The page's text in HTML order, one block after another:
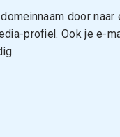
door
profiel. Ook je e-